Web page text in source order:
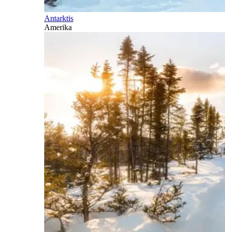
Antarktis
Amerika